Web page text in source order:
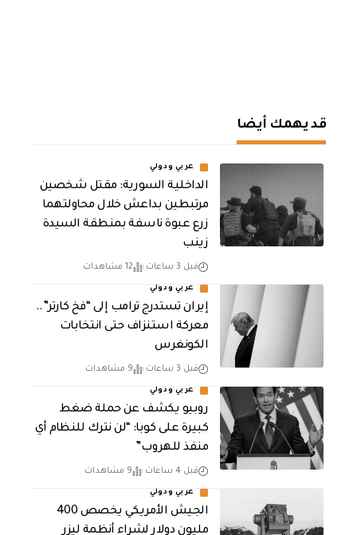
قد يهمك أيضا
عربي ودولي
الداخلية السورية: مقتل شخصين
مرتبطين بداعش خلال محاولتهما
زرع عبوة ناسفة بمنطقة السيدة
زينب
قبل 3 ساعات 12 مشاهدات
عربي ودولي
إيران تستدرج ترامب إلى “فخ كارتر”..
معركة استنزاف حتى انتخابات
الكونغرس
قبل 3 ساعات 9 مشاهدات
عربي ودولي
روبيو يكشف عن حملة ضغط
كبيرة على كوبا: “لن نترك للنظام أي
منفذ للهروب”
قبل 4 ساعات 9 مشاهدات
عربي ودولي
الجيش الأمريكي يخصص 400
مليون دولار لشراء أنظمة ليزر